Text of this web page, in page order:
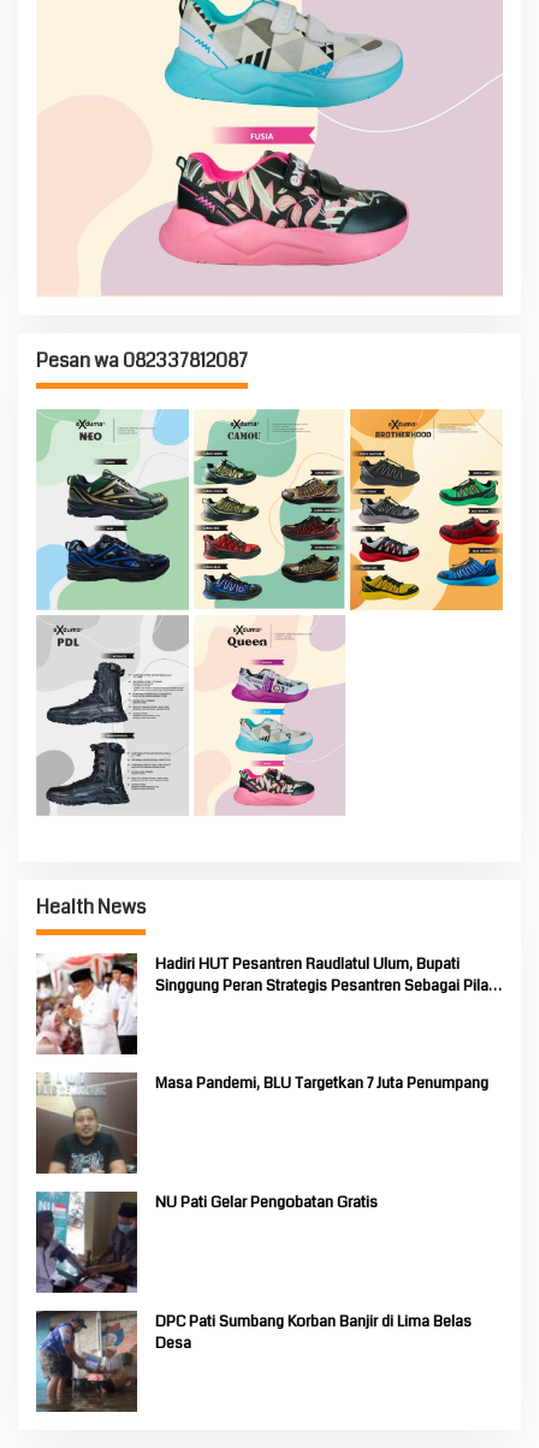
Pesan wa 082337812087
Health News
Hadiri HUT Pesantren Raudlatul Ulum, Bupati
Singgung Peran Strategis Pesantren Sebagai Pilar
Masa Pandemi, BLU Targetkan 7 Juta Penumpang
NU Pati Gelar Pengobatan Gratis
DPC Pati Sumbang Korban Banjir di Lima Belas
Desa